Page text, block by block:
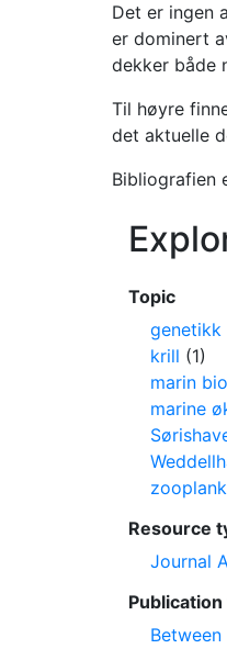
Det er ingen
er dominert
dekker både
Til høyre
det aktuelle
Bibliografien
Topic
genetikk
krill (1)
marin
marine
Resource
Journal